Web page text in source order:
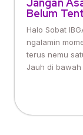
Jangan
Belum
Halo Sobat
ngalamin
terus nemu
Jauh di